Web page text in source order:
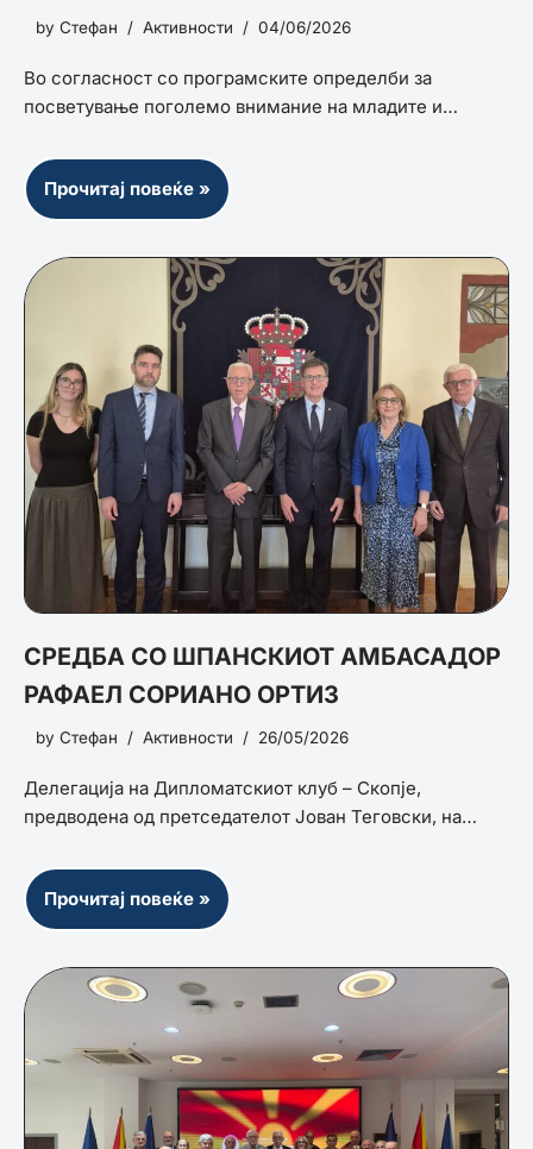
by Стефан Активности 04/06/2026
Во согласност со програмските определби за
посветување поголемо внимание на младите и…
Прочитај повеќе »
СРЕДБА СО ШПАНСКИОТ АМБАСАДОР
РАФАЕЛ СОРИАНО ОРТИЗ
by Стефан Активности 26/05/2026
Делегација на Дипломатскиот клуб – Скопје,
предводена од претседателот Јован Теговски, на…
Прочитај повеќе »